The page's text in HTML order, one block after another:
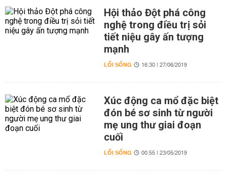
Hội thảo Đột phá công
nghệ trong điều trị sỏi
tiết niệu gây ấn tượng
mạnh
LỐI SỐNG 16:30 | 27/06/2019
Xúc động ca mổ đặc biệt
đón bé sơ sinh từ người
mẹ ung thư giai đoạn
cuối
LỐI SỐNG 00:55 | 23/05/2019